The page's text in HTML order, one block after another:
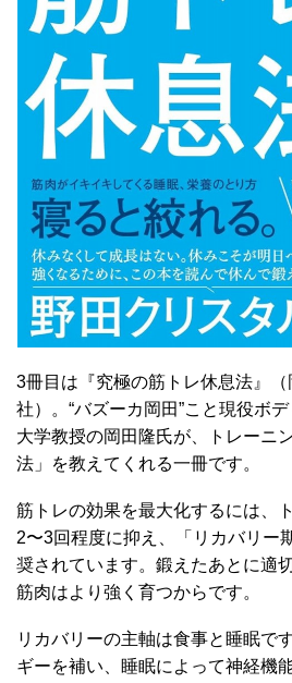
3冊目は『究極の筋トレ休息法』（
社）。“バズーカ岡田”こと現役ボ
大学教授の岡田隆氏が、トレーニ
法」を教えてくれる一冊です。
筋トレの効果を最大化するには、
2〜3回程度に抑え、「リカバリー
奨されています。鍛えたあとに適
筋肉はより強く育つからです。
リカバリーの主軸は食事と睡眠で
ギーを補い、睡眠によって神経機